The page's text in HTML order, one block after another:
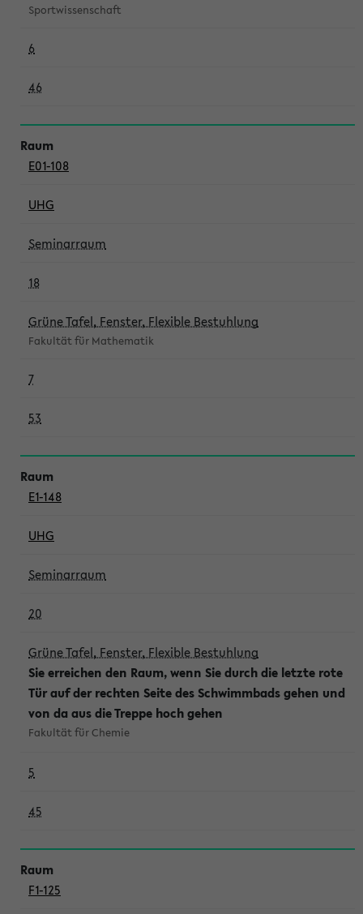
Sportwissenschaft
6
46
E01-108
UHG
Seminarraum
18
Grüne Tafel, Fenster, Flexible Bestuhlung
Fakultät für Mathematik
7
53
E1-148
UHG
Seminarraum
20
Grüne Tafel, Fenster, Flexible Bestuhlung
Sie erreichen den Raum, wenn Sie durch die letzte rote
Tür auf der rechten Seite des Schwimmbads gehen und
von da aus die Treppe hoch gehen
Fakultät für Chemie
5
45
F1-125